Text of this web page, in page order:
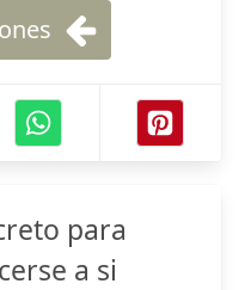
para
a si